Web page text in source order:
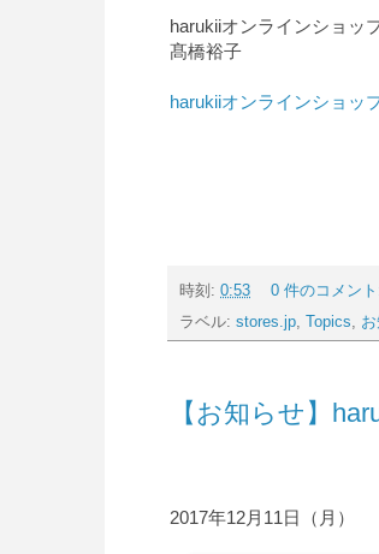
harukiiオンラインショッ
髙橋裕子
harukiiオンラインショ
時刻: 0:53
0 件のコメン
ラベル: stores.jp, Topics,
【お知らせ】
2017年12月11日（月）